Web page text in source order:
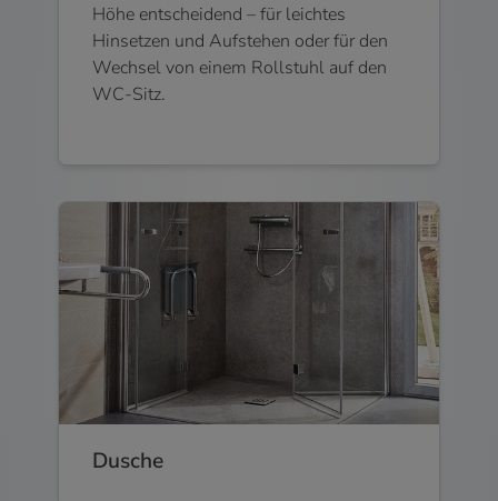
Höhe entscheidend – für leichtes
Hinsetzen und Aufstehen oder für den
Wechsel von einem Rollstuhl auf den
WC-Sitz.
Dusche